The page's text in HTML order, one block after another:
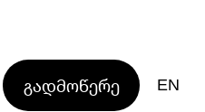
გადმოწერე EN